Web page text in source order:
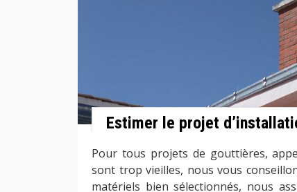
Estimer le projet
Pour tous projets de gouttières,
sont trop vieilles, nous vous
matériels bien sélectionnés, nous